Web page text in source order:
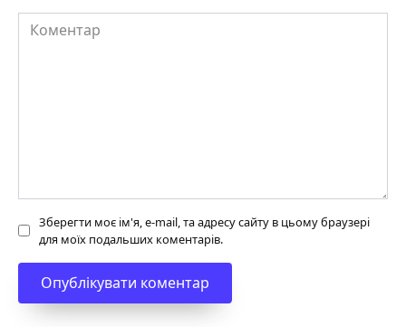
Коментар
Зберегти моє ім'я, e-mail, та адресу сайту в цьому браузері
для моїх подальших коментарів.